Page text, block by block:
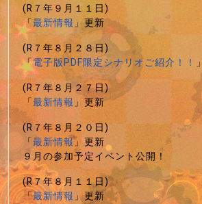
(R７年９月１１日)
「最新情報」更新
(R７年８月２８日)
「電子版PDF限定シナリオご紹介！！
(R７年８月２７日)
「最新情報」更新
(R７年８月２０日)
「最新情報」更新
９月の参加予定イベント公開！
(R７年８月１１日)
「最新情報」更新